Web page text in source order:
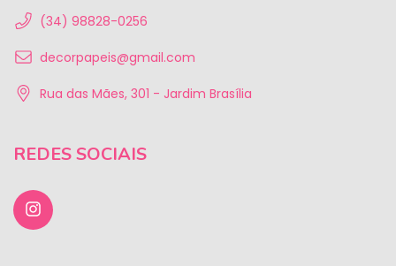
(34) 98828-0256
decorpapeis@gmail.com
Rua das Mães, 301 - Jardim Brasília
REDES SOCIAIS